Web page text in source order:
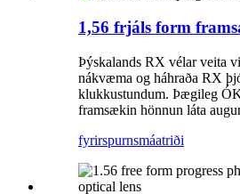
1,56 frjáls form
Þýskalands RX vélar veita
nákvæma og háhraða RX
klukkustundum. Þægileg
framsækin hönnun láta
fyrirspurnsmáatriði